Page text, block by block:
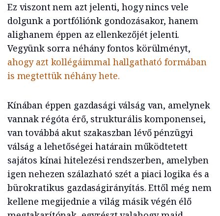
Ez viszont nem azt jelenti, hogy nincs vele
dolgunk a portfóliónk gondozásakor, hanem
alighanem éppen az ellenkezőjét jelenti.
Vegyünk sorra néhány fontos körülményt,
ahogy azt kollégáimmal hallgatható formában
is megtettük néhány hete.
Kínában éppen gazdasági válság van, amelynek
vannak régóta érő, strukturális komponensei,
van továbbá akut szakaszban lévő pénzügyi
válság a lehetőségei határain működtetett
sajátos kínai hitelezési rendszerben, amelyben
igen nehezen szálazható szét a piaci logika és a
bürokratikus gazdaságirányítás. Ettől még nem
kellene megijednie a világ másik végén élő